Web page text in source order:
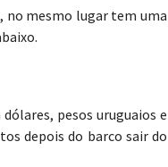
no mesmo lugar tem uma
pesos uruguaios e
depois do barco sair do